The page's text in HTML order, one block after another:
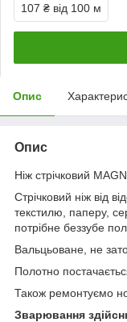
107 ₴ від 100 м
Опис
Опис
Ніж стрічковий
Стрічковий ніж від
текстилю, паперу,
потрібне беззубе
Вальцьоване, не
Полотно
Також ремонтуємо
Зварювання